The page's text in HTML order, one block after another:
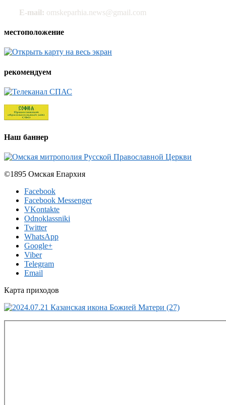
E-mail: omskeparhia.news@gmail.com
местоположение
рекомендуем
Наш баннер
©1895 Омская Епархия
Facebook
Facebook Messenger
VKontakte
Odnoklassniki
Twitter
WhatsApp
Google+
Viber
Telegram
Email
Карта приходов